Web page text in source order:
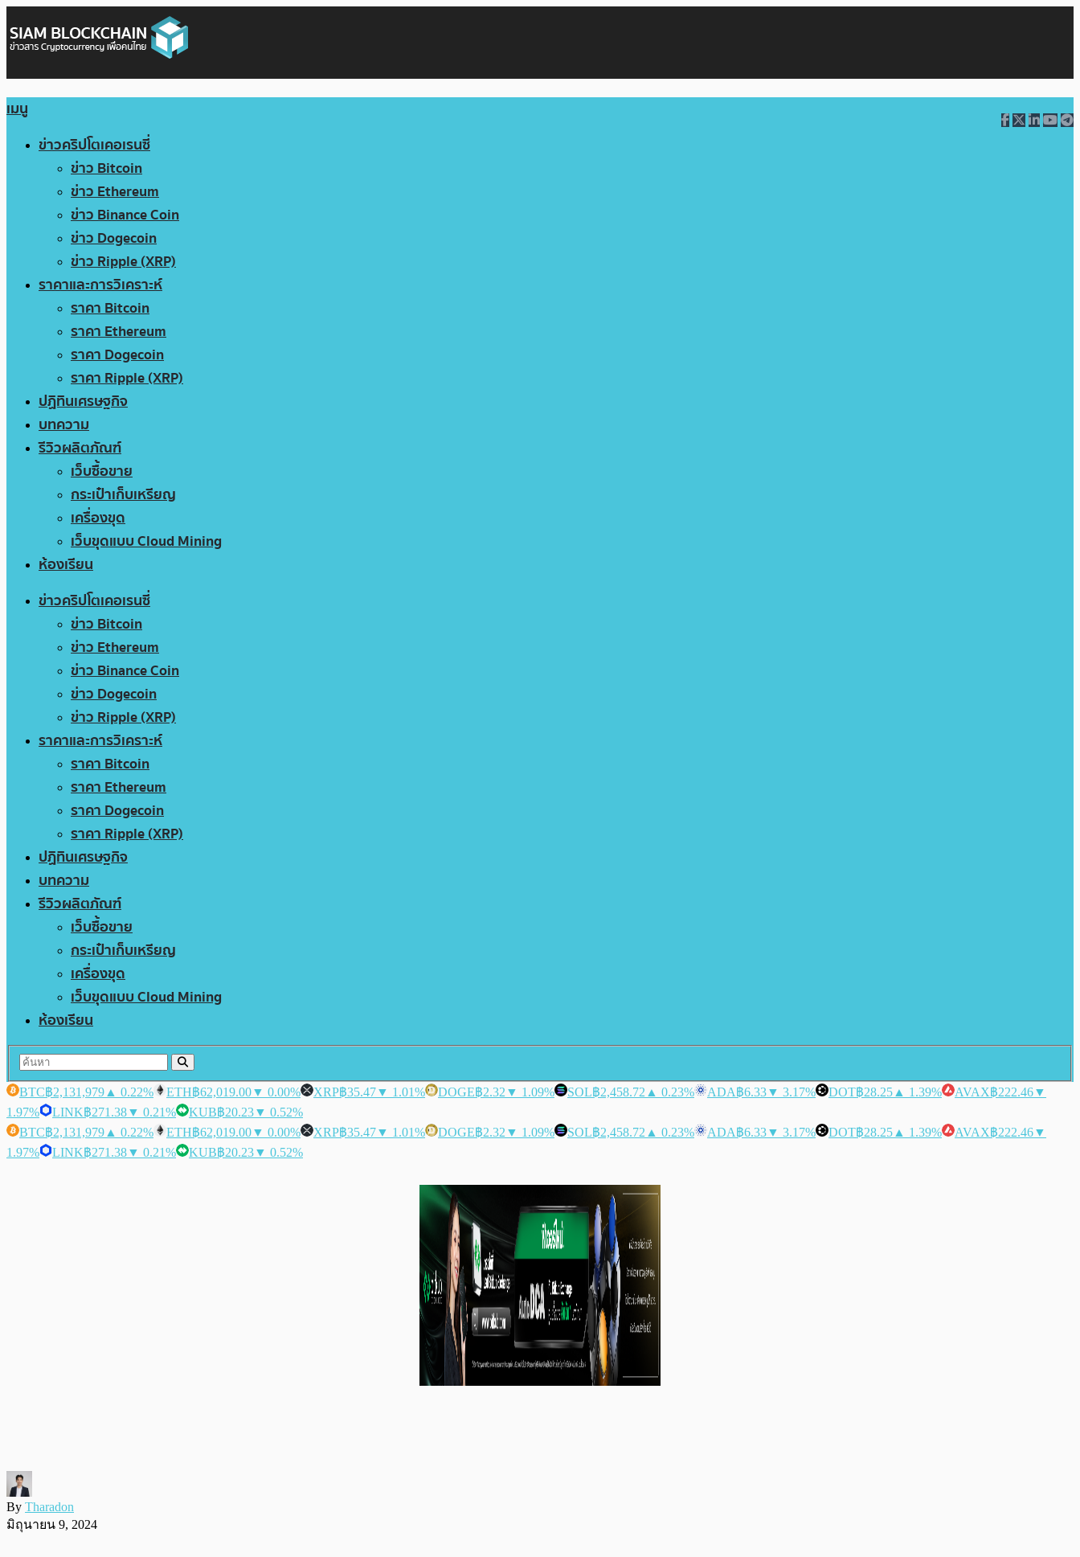
เมนู
ข่าวคริปโตเคอเรนซี่
ข่าว Bitcoin
ข่าว Ethereum
ข่าว Binance Coin
ข่าว Dogecoin
ข่าว Ripple (XRP)
ราคาและการวิเคราะห์
ราคา Bitcoin
ราคา Ethereum
ราคา Dogecoin
ราคา Ripple (XRP)
ปฏิทินเศรษฐกิจ
บทความ
รีวิวผลิตภัณฑ์
เว็บซื้อขาย
กระเป๋าเก็บเหรียญ
เครื่องขุด
เว็บขุดแบบ Cloud Mining
ห้องเรียน
ข่าวคริปโตเคอเรนซี่
ข่าว Bitcoin
ข่าว Ethereum
ข่าว Binance Coin
ข่าว Dogecoin
ข่าว Ripple (XRP)
ราคาและการวิเคราะห์
ราคา Bitcoin
ราคา Ethereum
ราคา Dogecoin
ราคา Ripple (XRP)
ปฏิทินเศรษฐกิจ
บทความ
รีวิวผลิตภัณฑ์
เว็บซื้อขาย
กระเป๋าเก็บเหรียญ
เครื่องขุด
เว็บขุดแบบ Cloud Mining
ห้องเรียน
BTC฿2,131,979 ▲ 0.22% ETH฿62,019.00▼ 0.00% XRP฿35.47▼ 1.01% DOGE฿2.32 ▼ 1.09% SOL฿2,458.72 ▲ 0.23% ADA฿6.33▼ 3.17% DOT฿28.25 ▲ 1.39% AVAX฿222.46▼
1.97%
LINK฿271.38▼ 0.21% KUB฿20.23▼ 0.52%
BTC฿2,131,979 ▲ 0.22% ETH฿62,019.00▼ 0.00% XRP฿35.47▼ 1.01% DOGE฿2.32 ▼ 1.09% SOL฿2,458.72 ▲ 0.23% ADA฿6.33▼ 3.17% DOT฿28.25 ▲ 1.39% AVAX฿222.46▼
1.97%
LINK฿271.38▼ 0.21% KUB฿20.23▼ 0.52%
By Tharadon
มิถุนายน 9, 2024